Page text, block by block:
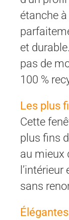
étanche à
et
pas de
100 %
Les plus
Cette
plus fins
au mieux
sans